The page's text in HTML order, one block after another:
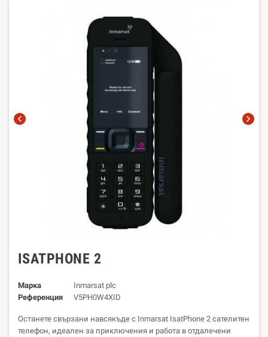
chevron_left chevron_right
ISATPHONE 2
Марка
Inmarsat plc
Референция
V5PH0W4XID
Останете свързани навсякъде с Inmarsat IsatPhone 2 сателитен
телефон, идеален за приключения и работа в отдалечени